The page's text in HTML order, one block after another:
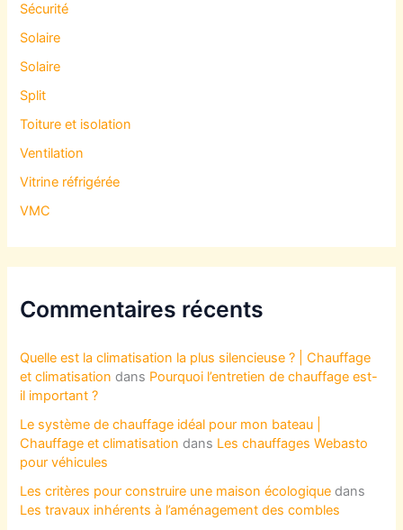
Sécurité
Solaire
Solaire
Split
Toiture et isolation
Ventilation
Vitrine réfrigérée
VMC
Commentaires récents
Quelle est la climatisation la plus silencieuse ? | Chauffage
et climatisation dans Pourquoi l’entretien de chauffage est-
il important ?
Le système de chauffage idéal pour mon bateau |
Chauffage et climatisation dans Les chauffages Webasto
pour véhicules
Les critères pour construire une maison écologique dans
Les travaux inhérents à l’aménagement des combles